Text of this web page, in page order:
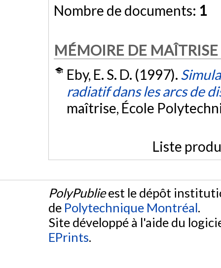
Nombre de documents: 1
MÉMOIRE DE MAÎTRISE
Eby, E. S. D. (1997).
radiatif dans les arcs de
maîtrise, École
Liste
PolyPublieest le dépôt
de Polytechnique Montréal.
Site développé à l'aide du
EPrints.